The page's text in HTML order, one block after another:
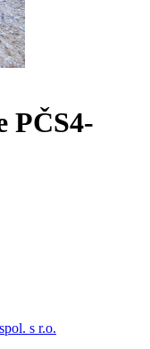
PČS4-
s r.o.